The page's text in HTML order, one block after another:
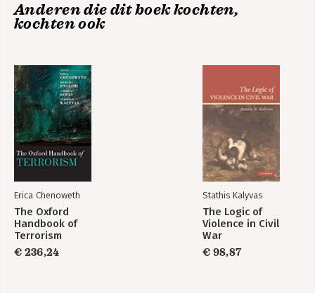
Anderen die dit boek kochten,
kochten ook
Erica Chenoweth
The Oxford
Handbook of
Terrorism
€ 236,24
Stathis Kalyvas
The Logic of
Violence in Civil
War
€ 98,87